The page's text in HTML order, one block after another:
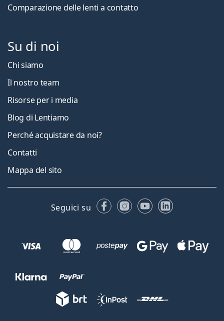
Comparazione delle lenti a contatto
Su di noi
Chi siamo
Il nostro team
Risorse per i media
Blog di Lentiamo
Perché acquistare da noi?
Contatti
Mappa del sito
Seguici su FacebookInstagram
YouTubeLinkedIn